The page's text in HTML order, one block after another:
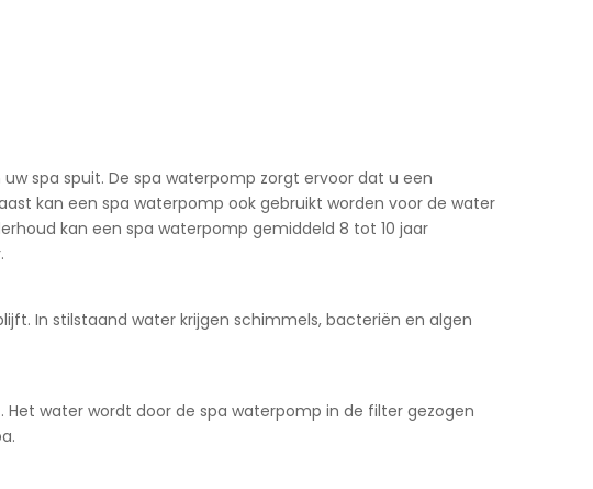
spa spuit. De spa waterpomp zorgt ervoor dat u een
kan een spa waterpomp ook gebruikt worden voor de water
kan een spa waterpomp gemiddeld 8 tot 10 jaar
In stilstaand water krijgen schimmels, bacteriën en algen
water wordt door de spa waterpomp in de filter gezogen